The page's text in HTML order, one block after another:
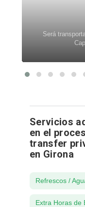
Será
Servicios
en el
transfer
en Girona
Refrescos /
Extra Horas de